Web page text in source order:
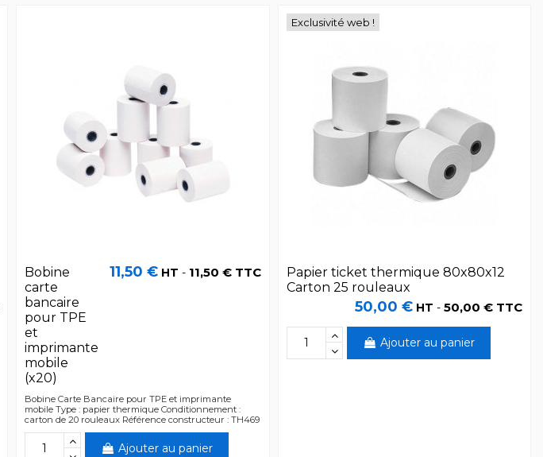
Bobine
carte
bancaire
pour TPE
et
imprimante
mobile
(x20)
11,50 € HT - 11,50 € TTC
Bobine Carte Bancaire pour TPE et imprimante
mobile Type : papier thermique Conditionnement :
carton de 20 rouleaux Référence constructeur : TH469
Ajouter au panier
Exclusivité web !
Papier ticket thermique 80x80x12
Carton 25 rouleaux
50,00 € HT - 50,00 € TTC
Ajouter au panier